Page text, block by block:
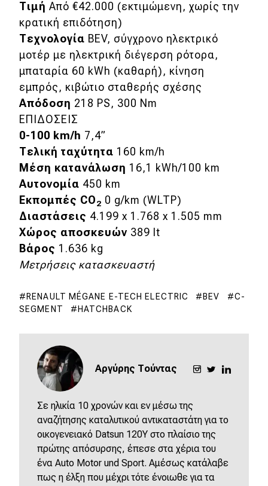
Τιμή Από €42.000 (εκτιμώμενη, χωρίς την
κρατική επιδότηση)
Τεχνολογία BEV, σύγχρονο ηλεκτρικό
μοτέρ με ηλεκτρική διέγερση ρότορα,
μπαταρία 60 kWh (καθαρή), κίνηση
εμπρός, κιβώτιο σταθερής σχέσης
Απόδοση 218 PS, 300 Nm
ΕΠΙΔΟΣΕΙΣ
0-100 km/h 7,4”
Τελική ταχύτητα 160 km/h
Μέση κατανάλωση 16,1 kWh/100 km
Αυτονομία 450 km
Εκπομπές CO2 0 g/km (WLTP)
Διαστάσεις 4.199 x 1.768 x 1.505 mm
Χώρος αποσκευών 389 lt
Βάρος 1.636 kg
Μετρήσεις κατασκευαστή
RENAULT MÉGANE E-TECH ELECTRIC BEV
C-
SEGMENT
HATCHBACK
Αργύρης Τούντας
Σε ηλικία 10 χρονών και εν μέσω της
αναζήτησης καταλυτικού αντικαταστάτη για το
οικογενειακό Datsun 120Y στο πλαίσιο της
πρώτης απόσυρσης, έπεσε στα χέρια του
ένα Auto Motor und Sport. Αμέσως κατάλαβε
πως η έλξη που μέχρι τότε ένοιωθε για τα